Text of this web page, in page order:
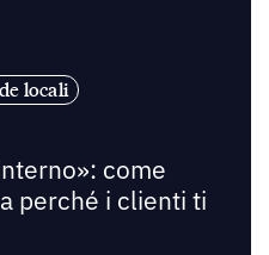
locali
come
perché i clienti ti